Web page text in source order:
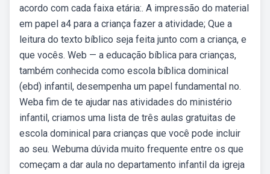
acordo com cada faixa etária:. A impressão do material
em papel a4 para a criança fazer a atividade; Que a
leitura do texto bíblico seja feita junto com a criança, e
que vocês. Web — a educação bíblica para crianças,
também conhecida como escola bíblica dominical
(ebd) infantil, desempenha um papel fundamental no.
Weba fim de te ajudar nas atividades do ministério
infantil, criamos uma lista de três aulas gratuitas de
escola dominical para crianças que você pode incluir
ao seu. Webuma dúvida muito frequente entre os que
começam a dar aula no departamento infantil da igreja